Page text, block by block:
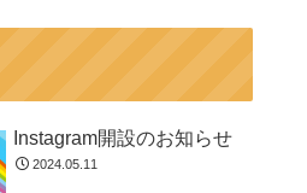
Instagram開設のお知らせ
2024.05.11